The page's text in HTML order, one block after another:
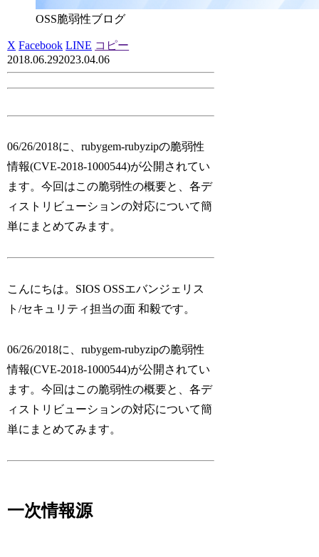
OSS脆弱性ブログ
X Facebook LINE コピー
2018.06.292023.04.06
06/26/2018に、rubygem-rubyzipの脆弱性
情報(CVE-2018-1000544)が公開されてい
ます。今回はこの脆弱性の概要と、各デ
ィストリビューションの対応について簡
単にまとめてみます。
こんにちは。SIOS OSSエバンジェリス
ト/セキュリティ担当の面 和毅です。
06/26/2018に、rubygem-rubyzipの脆弱性
情報(CVE-2018-1000544)が公開されてい
ます。今回はこの脆弱性の概要と、各デ
ィストリビューションの対応について簡
単にまとめてみます。
一次情報源